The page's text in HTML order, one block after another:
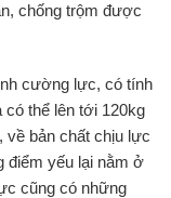
chống trộm được
cường lực, có tính
có thể lên tới 120kg
bản chất chịu lực
điểm yếu lại nằm ở
cũng có những